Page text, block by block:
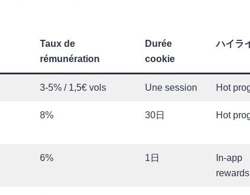
Taux de
rémunération
Durée
cookie
ハイラ
3-5% / 1,5€ vols Une session Hot
8% 30日 Hot
6% 1日
In-app
rewards